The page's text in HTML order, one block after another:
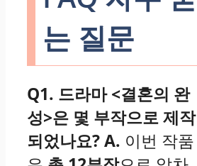
는 질문
Q1. 드라마 <결혼의 완
성>은 몇 부작으로 제작
되었나요?A. 이번 작품